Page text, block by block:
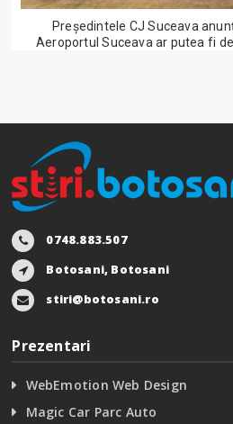
Președintele CJ Suceava
Aeroportul Suceava ar putea fi
0748.883.507
Botosani, Botosani
stiri@botosani.ro
Prezentari
WebEmotion Web Design
Magic Car Parc Auto